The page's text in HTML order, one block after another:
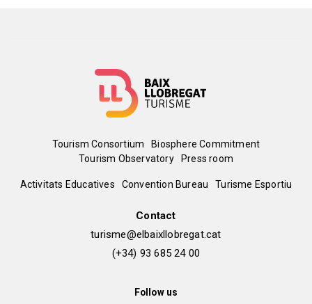
Menú
del
Tourism Consortium
Biosphere Commitment
Tourism Observatory
Press room
Peu
Activitats Educatives Convention Bureau Turisme Esportiu
Contact
turisme@elbaixllobregat.cat
(+34) 93 685 24 00
Follow us